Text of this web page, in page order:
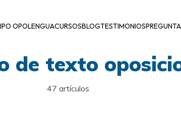
OPOLENGUACURSOSBLOGTESTIMONIOS
de texto
47 artículos